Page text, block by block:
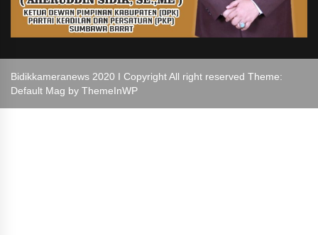
Bidikkameranews 2020 I Copyright All right reserved Theme:
Default Mag by ThemeInWP